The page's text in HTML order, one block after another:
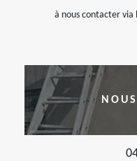
à nous contacter via